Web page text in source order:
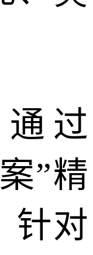
过
”精
针对